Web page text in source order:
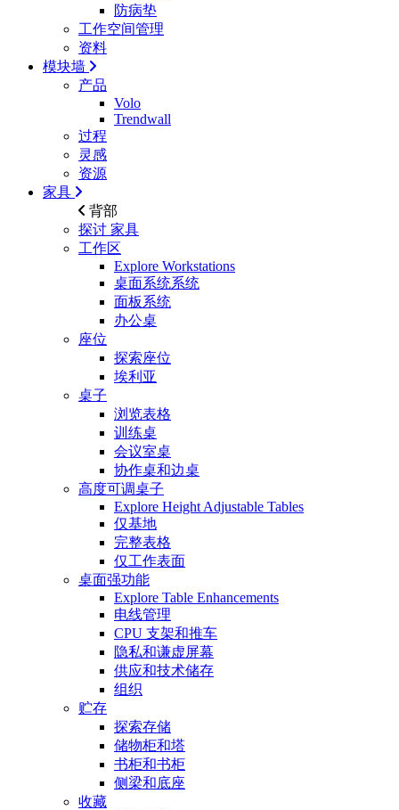
防病垫
工作空间管理
资料
模块墙
产品
Volo
Trendwall
过程
灵感
资源
家具
背部
探讨 家具
工作区
Explore Workstations
桌面系统系统
面板系统
办公桌
座位
探索座位
埃利亚
桌子
浏览表格
训练桌
会议室桌
协作桌和边桌
高度可调桌子
Explore Height Adjustable Tables
仅基地
完整表格
仅工作表面
桌面强功能
Explore Table Enhancements
电线管理
CPU 支架和推车
隐私和谦虚屏幕
供应和技术储存
组织
贮存
探索存储
储物柜和塔
书柜和书柜
侧梁和底座
收藏